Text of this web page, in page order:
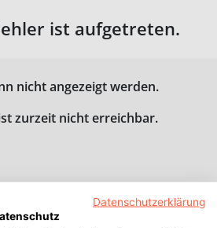
ist aufgetreten.
nicht angezeigt werden.
zurzeit nicht erreichbar.
Datenschutzerklärung